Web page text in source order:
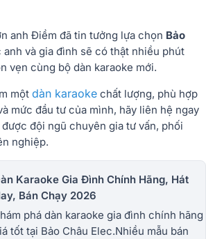
anh Điềm đã tin tưởng lựa chọn Bảo
anh và gia đình sẽ có thật nhiều phút
vẹn cùng bộ dàn karaoke mới.
một dàn karaoke chất lượng, phù hợp
mức đầu tư của mình, hãy liên hệ ngay
đội ngũ chuyên gia tư vấn, phối
nghiệp.
Karaoke Gia Đình Chính Hãng, Hát
Bán Chạy 2026
phá dàn karaoke gia đình chính hãng
tốt tại Bảo Châu Elec.Nhiều mẫu bán